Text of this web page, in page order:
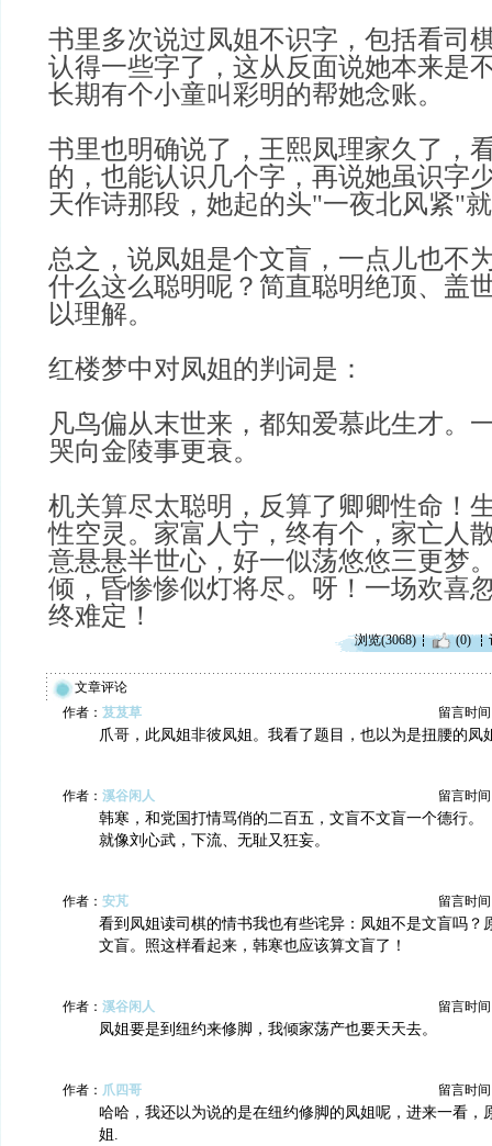
书里多次说过凤姐不识字，包括看司
认得一些字了，这从反面说她本来是
长期有个小童叫彩明的帮她念账。
书里也明确说了，王熙凤理家久了，
的，也能认识几个字，再说她虽识字
天作诗那段，她起的头"一夜北风紧"
总之，说凤姐是个文盲，一点儿也不
什么这么聪明呢？简直聪明绝顶、盖
以理解。
红楼梦中对凤姐的判词是：
凡鸟偏从末世来，都知爱慕此生才。
哭向金陵事更衰。
机关算尽太聪明，反算了卿卿性命！
性空灵。家富人宁，终有个，家亡人
意悬悬半世心，好一似荡悠悠三更梦
倾，昏惨惨似灯将尽。呀！一场欢喜
终难定！
浏览(3068) (0)
文章评论
作者： 芨芨草 留言时间
爪哥，此凤姐非彼凤姐。我看了题目，也以为是扭腰的凤
作者： 溪谷闲人 留言时间
韩寒，和党国打情骂俏的二百五，文盲不文盲一个德行。
就像刘心武，下流、无耻又狂妄。
作者： 安芃 留言时间
看到凤姐读司棋的情书我也有些诧异：凤姐不是文盲吗？
文盲。照这样看起来，韩寒也应该算文盲了！
作者： 溪谷闲人 留言时间
凤姐要是到纽约来修脚，我倾家荡产也要天天去。
作者： 爪四哥 留言时间
哈哈，我还以为说的是在纽约修脚的凤姐呢，进来一看，
姐.